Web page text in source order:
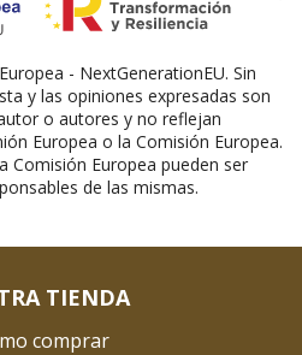
- NextGenerationEU. Sin
y las opiniones expresadas son
o autores y no reflejan
Europea o la Comisión Europea.
Comisión Europea pueden ser
de las mismas.
TIENDA
comprar